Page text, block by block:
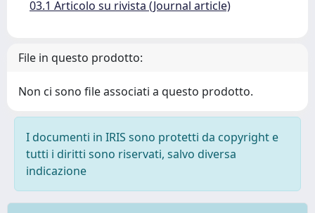
03.1 Articolo su rivista (Journal article)
File in questo prodotto:
Non ci sono file associati a questo prodotto.
I documenti in IRIS sono protetti da copyright e
tutti i diritti sono riservati, salvo diversa
indicazione